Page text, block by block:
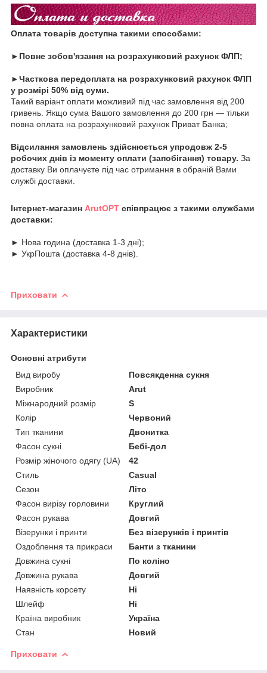
Оплата товарів доступна такими способами:
►Повне зобов'язання на розрахунковий рахунок ФЛП;
►Часткова передоплата на розрахунковий рахунок ФЛП
у розмірі 50% від суми.
Такий варіант оплати можливий під час замовлення від 200
гривень. Якщо сума Вашого замовлення до 200 грн — тільки
повна оплата на розрахунковий рахунок Приват Банка;
Відсилання замовлень здійснюється упродовж 2-5
робочих днів із моменту оплати (запобігання) товару. За
доставку Ви оплачуєте під час отримання в обраній Вами
службі доставки.
Інтернет-магазин ArutOPT співпрацює з такими службами
доставки:
► Нова година (доставка 1-3 дні);
► УкрПошта (доставка 4-8 днів).
Приховати
Характеристики
Основні атрибути
Вид виробу
Повсякденна сукня
Виробник
Arut
Міжнародний розмір
S
Колір
Червоний
Тип тканини
Двонитка
Фасон сукні
Бебі-дол
Розмір жіночого одягу (UA)
42
Стиль
Casual
Сезон
Літо
Фасон вирізу горловини
Круглий
Фасон рукава
Довгий
Візерунки і принти
Без візерунків і принтів
Оздоблення та прикраси
Банти з тканини
Довжина сукні
По коліно
Довжина рукава
Довгий
Наявність корсету
Ні
Шлейф
Ні
Країна виробник
Україна
Стан
Новий
Приховати